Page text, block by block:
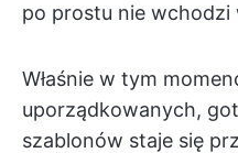
po prostu nie wchodzi
Właśnie w tym
uporządkowanych,
szablonów staje się